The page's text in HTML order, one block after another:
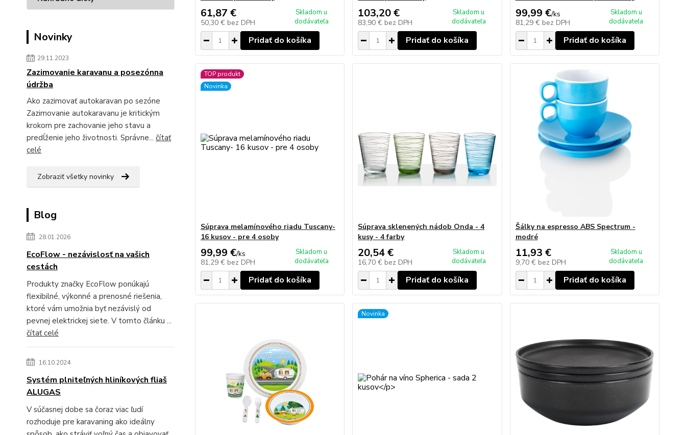
Novinky
29.11.2023
Zazimovanie karavanu a posezónna
údržba
Ako zazimovať autokaravan po sezóne
Zazimovanie autokaravanu je kritickým
krokom pre zachovanie jeho stavu a
predĺženie jeho životnosti. Správne... čítať
celé
Zobraziť všetky novinky
Blog
28.01.2026
EcoFlow - nezávislosť na vašich
cestách
Produkty značky EcoFlow ponúkajú
flexibilné, výkonné a prenosné riešenia,
ktoré vám umožnia byť nezávislý od
pevnej elektrickej siete. V tomto článku ...
čítať celé
16.10.2024
Systém plniteľných hliníkových fliaš
ALUGAS
V súčasnej dobe sa čoraz viac ľudí
rozhoduje pre karavaning ako ideálny
61,87 €
50,30 € bez DPH
Skladom u
dodávateľa
Pridať do košíka
103,20 €
83,90 € bez DPH
Skladom u
dodávateľa
Pridať do košíka
99,99 €/ks
81,29 € bez DPH
Skladom u
dodávateľa
Pridať do košíka
TOP produkt
Novinka
Súprava melamínového riadu Tuscany-
16 kusov - pre 4 osoby
99,99 €/ks
81,29 € bez DPH
Skladom u
dodávateľa
Pridať do košíka
Súprava sklenených nádob Onda - 4
kusy - 4 farby
20,54 €
16,70 € bez DPH
Skladom u
dodávateľa
Pridať do košíka
Šálky na espresso ABS Spectrum -
modré
11,93 €
9,70 € bez DPH
Skladom u
dodávateľa
Pridať do košíka
Novinka